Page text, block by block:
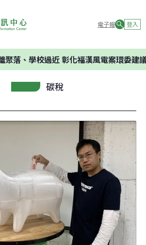
電子報 登入
校過近 彰化福漢風電案環委建議不應開
碳稅